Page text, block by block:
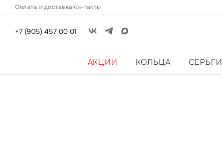
Оплата и доставкаКонтакты
+7 (905) 457 00 01
АКЦИИ КОЛЬЦА СЕРЬГИ